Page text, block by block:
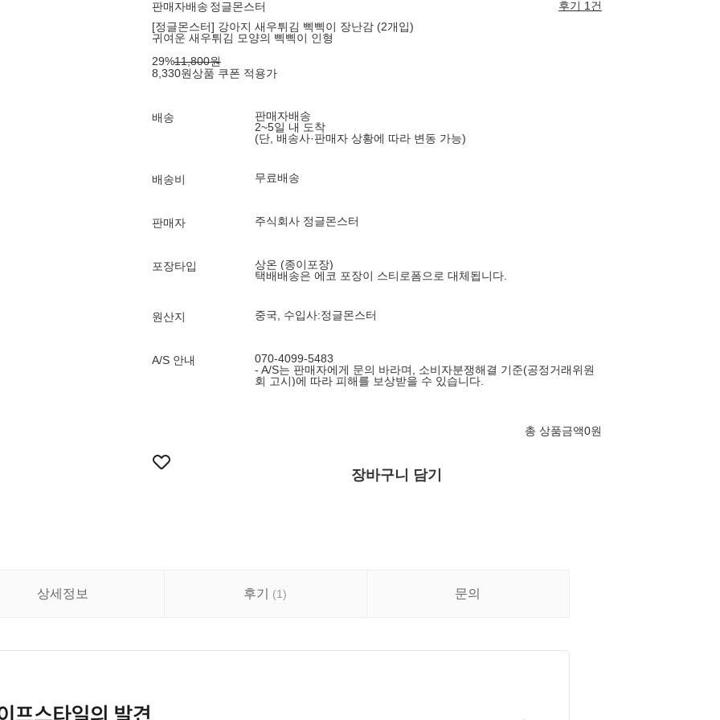
판매자배송 정글몬스터
후기 1건
[정글몬스터] 강아지 새우튀김 삑삑이 장난감 (2개입)
귀여운 새우튀김 모양의 삑삑이 인형
29%11,800원
8,330원상품 쿠폰 적용가
배송
판매자배송
2~5일 내 도착
(단, 배송사·판매자 상황에 따라 변동 가능)
배송비 무료배송
판매자 주식회사 정글몬스터
포장타입
상온 (종이포장)
택배배송은 에코 포장이 스티로폼으로 대체됩니다.
원산지 중국, 수입사:정글몬스터
A/S 안내
070-4099-5483
- A/S는 판매자에게 문의 바라며, 소비자분쟁해결 기준(공정거래위원
회 고시)에 따라 피해를 보상받을 수 있습니다.
총 상품금액0원
장바구니 담기
상세정보 후기 (1) 문의